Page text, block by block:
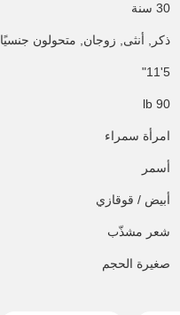
30 سنة
ذكر, أنثى, زوجان, متحولون جنسيًا
5'11"
90 lb
امرأة سمراء
أسمر
أبيض / قوقازي
شعر مشذّب
صغيرة الحجم